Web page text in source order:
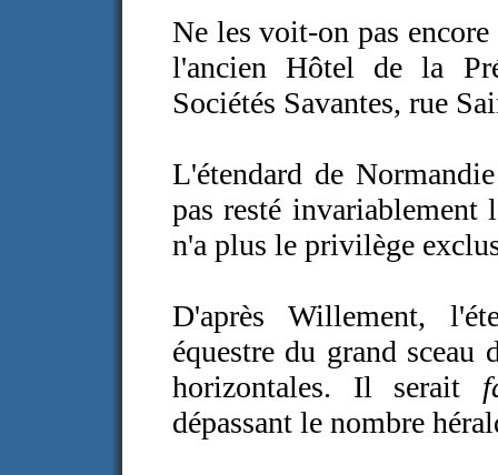
Ne les voit-on pas
l'ancien Hôtel de la
Sociétés Savantes, rue
L'étendard de
pas resté
n'a plus le privilège
D'après Willement,
équestre du grand
horizontales. Il serait
dépassant le nombre